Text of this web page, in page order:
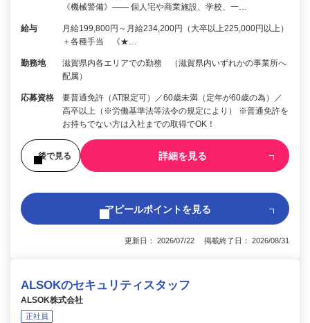
《機械警備》―― 個人宅や商業施設、学校、一…
給与
月給199,800円～月給234,200円（大卒以上225,000円以上）
＋各種手当 《★…
勤務地
滋賀県内各エリアでの勤務 （滋賀県内いずれかの事業所へ
配属）
応募資格
要普通免許（AT限定可）／60歳未満（定年が60歳の為）／
高卒以上（※労働基準法等法令の規定により） ※普通免許を
お持ちでない方は入社までの取得でOK！
後で見る 詳細を見る
アピールポイントを見る
更新日： 2026/07/22 掲載終了日： 2026/08/31
ALSOKのセキュリティスタッフ
ALSOK株式会社
正社員